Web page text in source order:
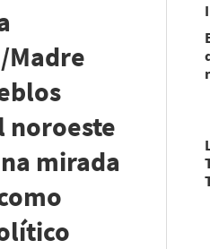
Madre
noroeste
mirada